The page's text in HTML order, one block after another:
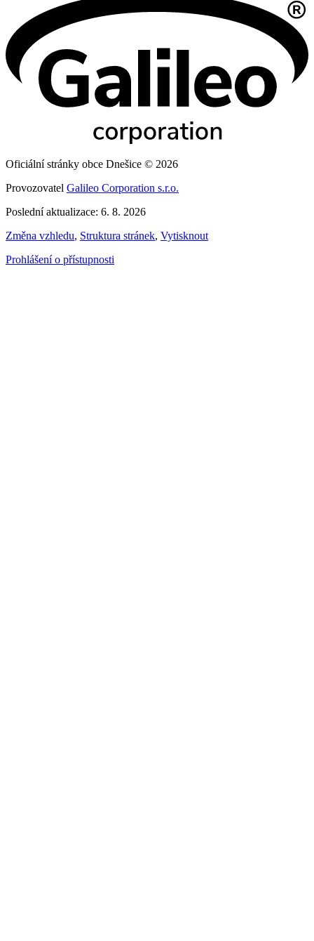
Oficiální stránky obce Dnešice © 2026
Provozovatel Galileo Corporation s.r.o.
Poslední aktualizace: 6. 8. 2026
Změna vzhledu, Struktura stránek, Vytisknout
Prohlášení o přístupnosti